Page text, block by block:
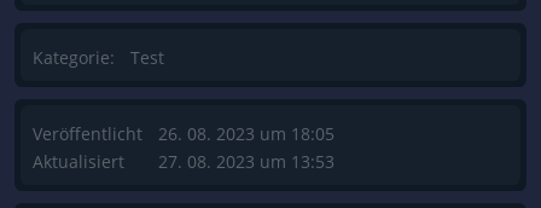
Kategorie: Test
Veröffentlicht
Aktualisiert
26. 08. 2023 um 18:05
27. 08. 2023 um 13:53